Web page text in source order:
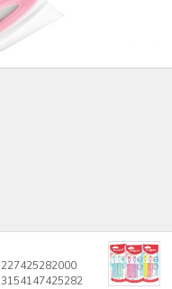
227425282000
3154147425282